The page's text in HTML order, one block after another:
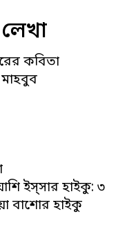
কবিতা
মাহবুব
ইস্সার হাইকু: ৩
বাশোর হাইকু